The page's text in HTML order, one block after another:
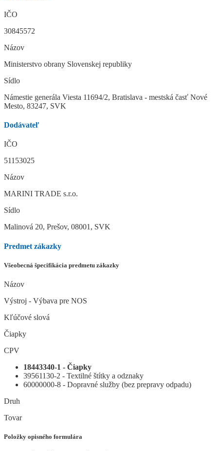
IČO
30845572
Názov
Ministerstvo obrany Slovenskej republiky
Sídlo
Námestie generála Viesta 11694/2, Bratislava - mestská časť Nové
Mesto, 83247, SVK
Dodávateľ
IČO
51153025
Názov
MARINI TRADE s.r.o.
Sídlo
Malinová 20, Prešov, 08001, SVK
Predmet zákazky
Všeobecná špecifikácia predmetu zákazky
Názov
Výstroj - Výbava pre NOS
Kľúčové slová
Čiapky
CPV
18443340-1 - Čiapky
39561130-2 - Textilné štítky a odznaky
60000000-8 - Dopravné služby (bez prepravy odpadu)
Druh
Tovar
Položky opisného formulára